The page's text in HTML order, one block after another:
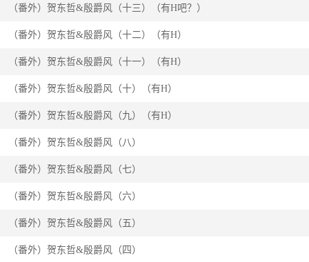
（番外）贺东哲&殷爵风（四）
（番外）贺东哲&殷爵风（五）
（番外）贺东哲&殷爵风（六）
（番外）贺东哲&殷爵风（七）
（番外）贺东哲&殷爵风（八）
（番外）贺东哲&殷爵风（九）（有H）
（番外）贺东哲&殷爵风（十）（有H）
（番外）贺东哲&殷爵风（十一）（有H）
（番外）贺东哲&殷爵风（十二）（有H）
（番外）贺东哲&殷爵风（十三）（有H吧？）